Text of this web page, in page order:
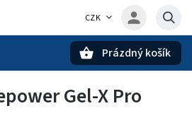
CZK
Prázdný košík
Gel-X Pro